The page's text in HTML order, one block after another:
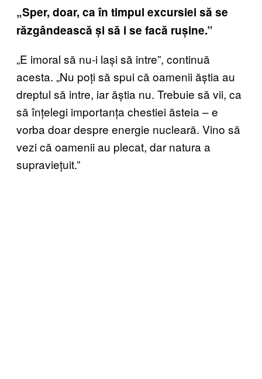
„Sper, doar, ca în timpul excursiei să se
răzgândească și să i se facă rușine.”
„E imoral să nu-i lași să intre”, continuă
acesta. „Nu poți să spui că oamenii ăștia au
dreptul să intre, iar ăștia nu. Trebuie să vii, ca
să înțelegi importanța chestiei ăsteia – e
vorba doar despre energie nucleară. Vino să
vezi că oamenii au plecat, dar natura a
supraviețuit.”